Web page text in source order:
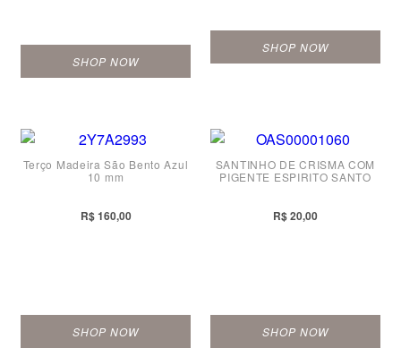
SHOP NOW
SHOP NOW
Terço Madeira São Bento Azul
10 mm
R$ 160,00
SHOP NOW
SANTINHO DE CRISMA COM
PIGENTE ESPIRITO SANTO
R$ 20,00
SHOP NOW